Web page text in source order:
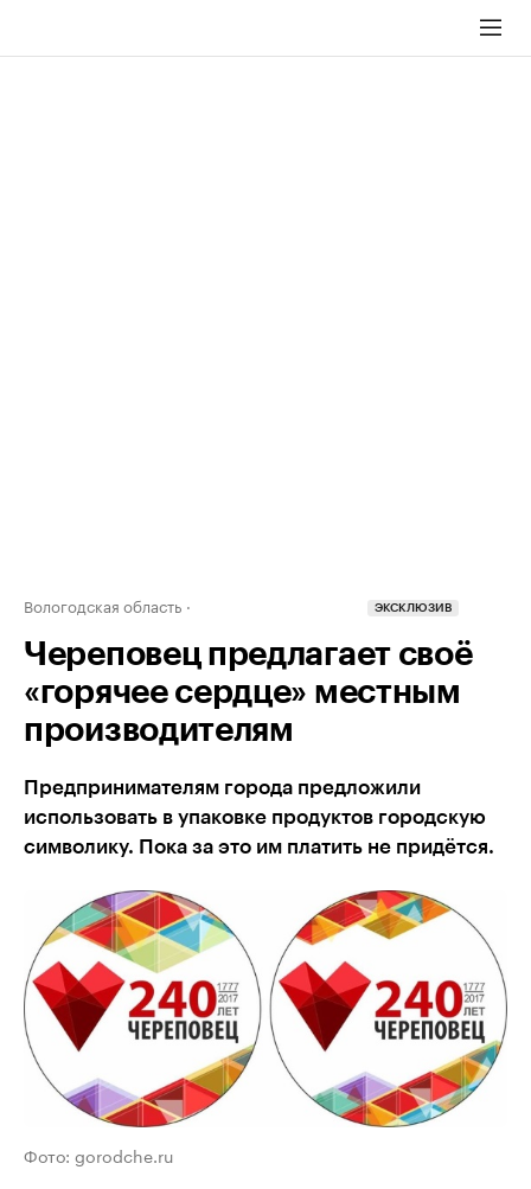
Вологодская область ЭКСКЛЮЗИВ
Череповец предлагает своё
«горячее сердце» местным
производителям
Предпринимателям города предложили
использовать в упаковке продуктов городскую
символику. Пока за это им платить не придётся.
Фото: gorodche.ru